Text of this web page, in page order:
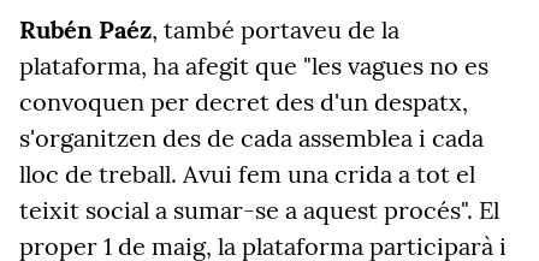
Rubén Paéz, també portaveu de la
plataforma, ha afegit que "les vagues no es
convoquen per decret des d'un despatx,
s'organitzen des de cada assemblea i cada
lloc de treball. Avui fem una crida a tot el
teixit social a sumar-se a aquest procés". El
proper 1 de maig, la plataforma participarà i